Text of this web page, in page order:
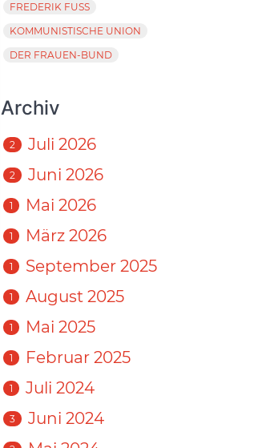
FREDERIK FUSS
KOMMUNISTISCHE UNION
DER FRAUEN-BUND
Archiv
2 Juli 2026
2 Juni 2026
1 Mai 2026
1 März 2026
1 September 2025
1 August 2025
1 Mai 2025
1 Februar 2025
1 Juli 2024
3 Juni 2024